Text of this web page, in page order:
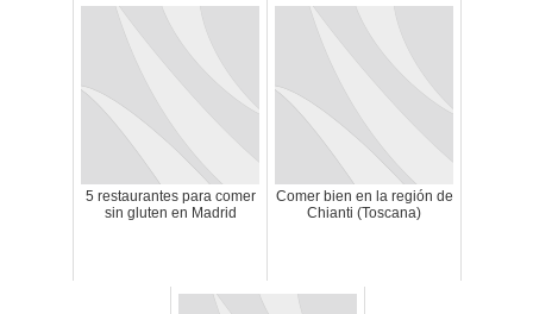
5 restaurantes para comer
sin gluten en Madrid
Comer bien en la región de
Chianti (Toscana)